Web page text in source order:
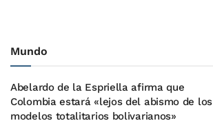
Mundo
Abelardo de la Espriella afirma que
Colombia estará «lejos del abismo de los
modelos totalitarios bolivarianos»